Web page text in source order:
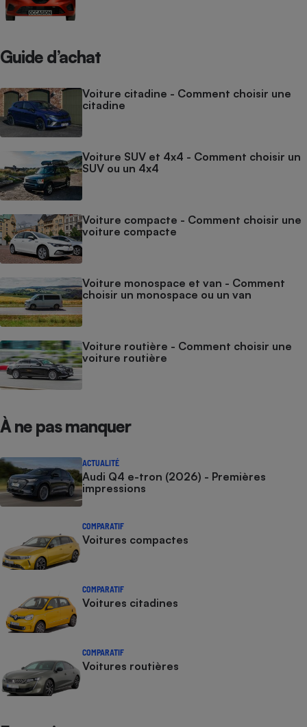
Guide d’achat
Voiture citadine - Comment choisir une
citadine
Voiture SUV et 4x4 - Comment choisir un
SUV ou un 4x4
Voiture compacte - Comment choisir une
voiture compacte
Voiture monospace et van - Comment
choisir un monospace ou un van
Voiture routière - Comment choisir une
voiture routière
À ne pas manquer
ACTUALITÉ
Audi Q4 e-tron (2026) - Premières
impressions
COMPARATIF
Voitures compactes
COMPARATIF
Voitures citadines
COMPARATIF
Voitures routières